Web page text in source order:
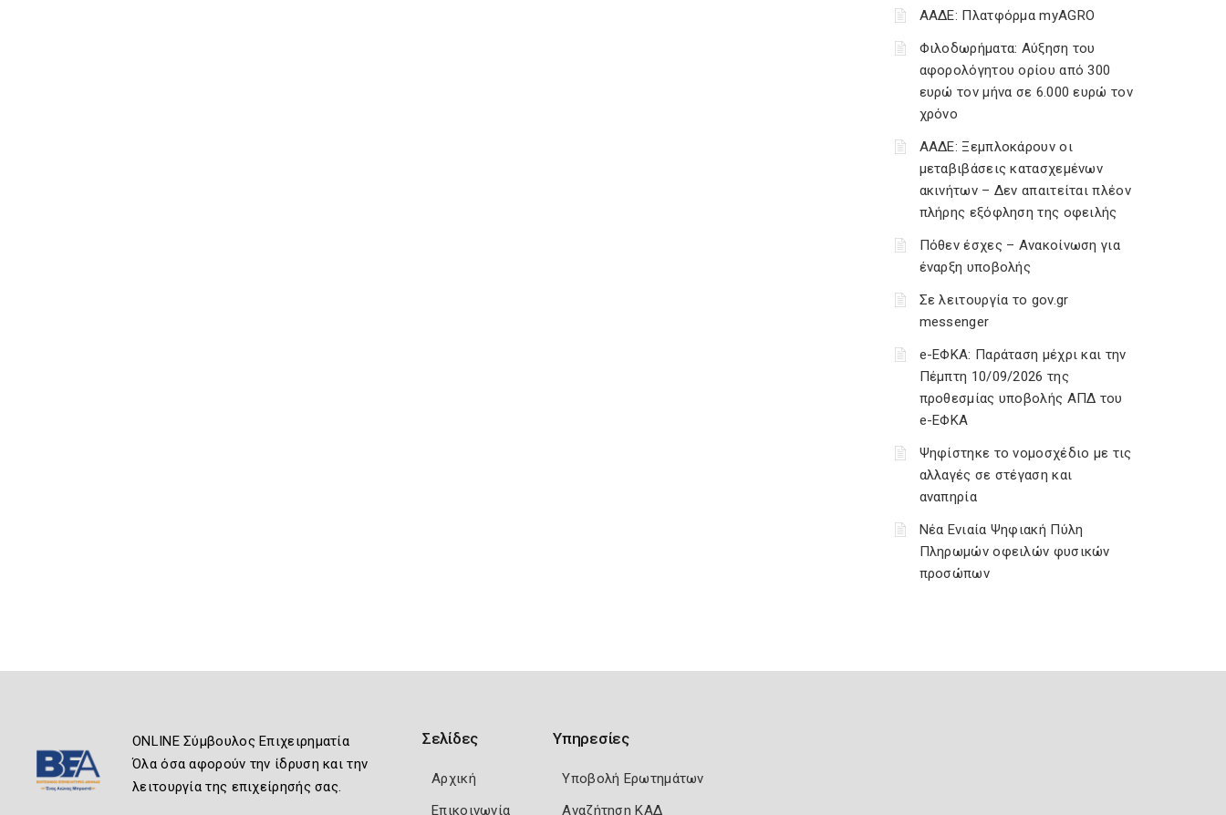
ΑΑΔΕ: Πλατφόρμα myAGRO
Φιλοδωρήματα: Αύξηση του
αφορολόγητου ορίου από 300
ευρώ τον μήνα σε 6.000 ευρώ τον
χρόνο
ΑΑΔΕ: Ξεμπλοκάρουν οι
μεταβιβάσεις κατασχεμένων
ακινήτων – Δεν απαιτείται πλέον
πλήρης εξόφληση της οφειλής
Πόθεν έσχες – Ανακοίνωση για
έναρξη υποβολής
Σε λειτουργία το gov.gr
messenger
e-ΕΦΚΑ: Παράταση μέχρι και την
Πέμπτη 10/09/2026 της
προθεσμίας υποβολής ΑΠΔ του
e-ΕΦΚΑ
Ψηφίστηκε το νομοσχέδιο με τις
αλλαγές σε στέγαση και
αναπηρία
Νέα Ενιαία Ψηφιακή Πύλη
Πληρωμών οφειλών φυσικών
προσώπων
ONLINE Σύμβουλος Επιχειρηματία
Όλα όσα αφορούν την ίδρυση και την
λειτουργία της επιχείρησής σας.
Σελίδες
Αρχική
Επικοινωνία
Υπηρεσίες
Υποβολή Ερωτημάτων
Αναζήτηση ΚΑΔ